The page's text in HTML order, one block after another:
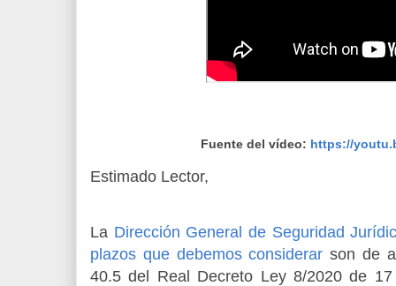
Fuente del vídeo: https://
Estimado Lector,
La Dirección General de Seguridad
plazos que debemos considerar son de
40.5 del Real Decreto Ley 8/2020 de